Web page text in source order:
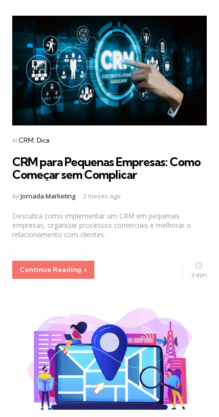
Categories
Posted
in CRM Dica
CRM para Pequenas Empresas: Como
Começar sem Complicar
Posted
byJornada Marketing 2 meses ago
Descubra como implementar um CRM em pequenas
empresas, organizar processos comerciais e melhorar o
relacionamento com clientes.
Continue Reading
3 min